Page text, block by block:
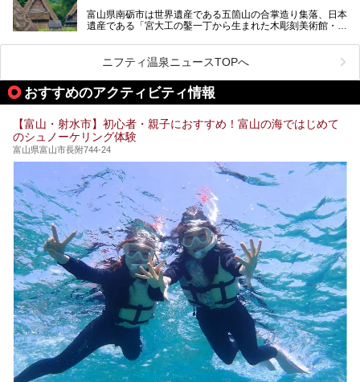
そんな「桜ヶ池クアガーデン」に宿泊して、食を満喫してき
たのでじっくりご紹介します！
富山県南砺市は世界遺産である五箇山の合掌造り集落、日本
遺産である「宮大工の鑿一丁から生まれた木彫刻美術館・井
小京都・城端と、とても魅力的な観光スポットがたくさんあ
ります。
城端の郊外に建つ里山オーベルジュ＆温泉ウェルネススパ
「桜ヶ池クアガーデン」に泊まって、歴史の旅にお出かけし
てみませんか？
ニフティ温泉ニュースTOPへ
おすすめのアクティビティ情報
【富山・射水市】初心者・親子におすすめ！富山の海ではじめて
のシュノーケリング体験
富山県富山市長附744-24